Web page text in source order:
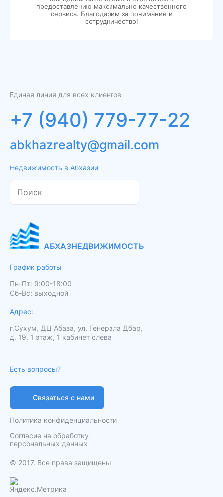
предоставлению максимально качественного
сервиса. Благодарим за понимание и
сотрудничество!
Единая линия для всех клиентов
+7 (940) 779-77-22
Недвижимость в Абхазии
abkhazrealty@gmail.com
АБХАЗНЕДВИЖИМОСТЬ
График работы
Пн-Пт: 9:00-18:00
Сб-Вс: выходной
Адрес:
г.Сухум, ДЦ Абаза, ул. Генерала Дбар,
д. 19, 1 этаж, 1 кабинет слева
Политика конфиденциальности
Согласие на обработку
персональных данных
️© 2017. Все права защищены
Есть вопросы?
Связаться с нами